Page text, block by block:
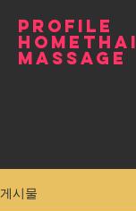
PROFILE
HOMETHAI
MASSAGE
게시물